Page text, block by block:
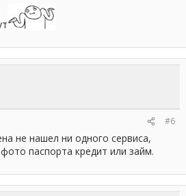
#6
не нашел ни одного сервиса,
паспорта кредит или займ.